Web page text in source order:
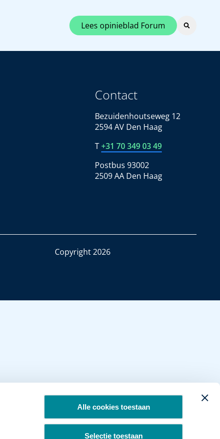
Alle cookies toestaan
Selectie toestaan
Lees opinieblad Forum
Contact
Bezuidenhoutseweg 12
2594 AV Den Haag
T+31 70 349 03 49
Postbus 93002
2509 AA Den Haag
Copyright 2026